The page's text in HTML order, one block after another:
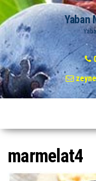
Yaban
marmelat4